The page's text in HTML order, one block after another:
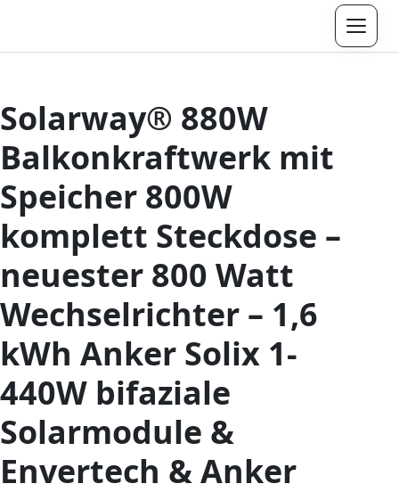
Menü
Solarway® 880W
Balkonkraftwerk mit
Speicher 800W
komplett Steckdose –
neuester 800 Watt
Wechselrichter – 1,6
kWh Anker Solix 1-
440W bifaziale
Solarmodule &
Envertech & Anker